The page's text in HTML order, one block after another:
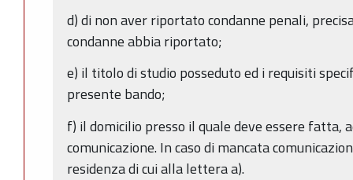
d) di non aver riportato condanne penali,
condanne abbia riportato;
e) il titolo di studio posseduto ed i requisiti
presente bando;
f) il domicilio presso il quale deve essere fatta,
comunicazione. In caso di mancata
residenza di cui alla lettera a).